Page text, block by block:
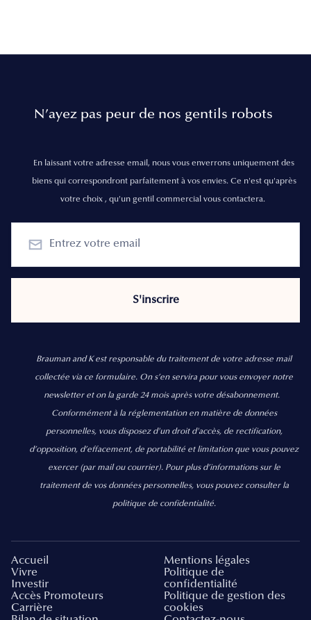
N’ayez pas peur de nos gentils robots
En laissant votre adresse email, nous vous enverrons uniquement des
biens qui correspondront parfaitement à vos envies. Ce n'est qu'après
votre choix , qu'un gentil commercial vous contactera.
Brauman and K est responsable du traitement de votre adresse mail
collectée via ce formulaire. On s’en servira pour vous envoyer notre
newsletter et on la garde 24 mois après votre désabonnement.
Conformément à la réglementation en matière de données
personnelles, vous disposez d'un droit d'accès, de rectification,
d’opposition, d’effacement, de portabilité et limitation que vous pouvez
exercer (par mail ou courrier). Pour plus d’informations sur le
traitement de vos données personnelles, vous pouvez consulter la
politique de confidentialité.
Accueil
Vivre
Investir
Accès Promoteurs
Carrière
Mentions légales
Politique de
confidentialité
Politique de gestion des
cookies